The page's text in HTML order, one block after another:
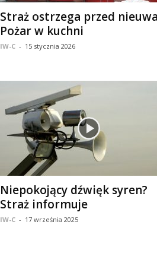
Straż ostrzega przed
Pożar w kuchni
IW-C - 15 stycznia 2026
Niepokojący dźwięk syren?
Straż informuje
IW-C - 17 września 2025